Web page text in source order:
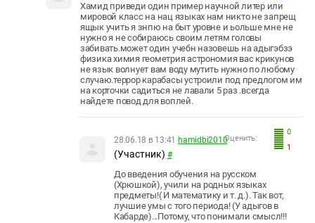
Хамид приведи один пример научной литер или
мировой класс на нац языках нам никто не запрещ
ящык учить я знпю на быт уровне и ьольше мне не
нужно я не собираюсь своим летям головы
забивать.может один учебн назовешь на адыгэбзэ
физика химия геометрия астрономия вас крикунов
не язык волнует вам воду мутить нужно по любому
случаю.террор карабасы устроили под предлогом им
на корточки садиться не лавали 5 раз .всегда
найдете повод для воплей.
0
1
Оценить:
28.06.18 в 13:41 hamidbi2010
(Участник) #
До введения обучения на русском
(Хрюшкой), учили на родных языках
предметы!( И математику и т. д.). Так вот,
лучшие умы с того периода! (У адыгов в
Кабарде)...Потому, что понимали смысл!!!